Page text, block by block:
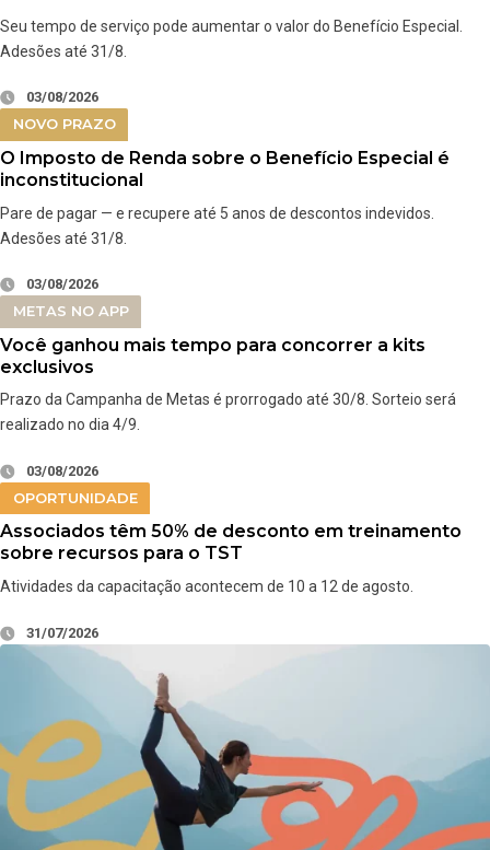
Seu tempo de serviço pode aumentar o valor do Benefício Especial.
Adesões até 31/8.
03/08/2026
NOVO PRAZO
O Imposto de Renda sobre o Benefício Especial é
inconstitucional
Pare de pagar — e recupere até 5 anos de descontos indevidos.
Adesões até 31/8.
03/08/2026
METAS NO APP
Você ganhou mais tempo para concorrer a kits
exclusivos
Prazo da Campanha de Metas é prorrogado até 30/8. Sorteio será
realizado no dia 4/9.
03/08/2026
OPORTUNIDADE
Associados têm 50% de desconto em treinamento
sobre recursos para o TST
Atividades da capacitação acontecem de 10 a 12 de agosto.
31/07/2026